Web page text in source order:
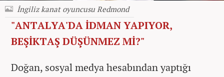
İngiliz kanat oyuncusu Redmond
"ANTALYA'DA İDMAN YAPIYOR,
BEŞİKTAŞ DÜŞÜNMEZ Mİ?"
Doğan, sosyal medya hesabından yaptığı